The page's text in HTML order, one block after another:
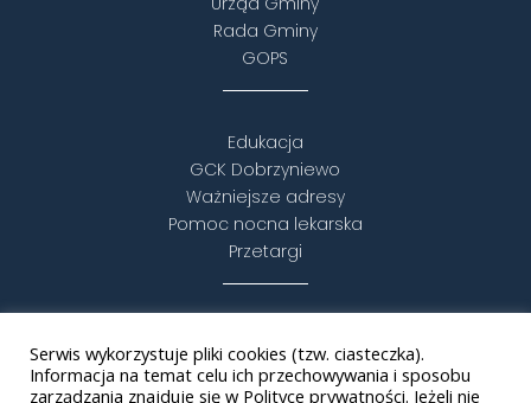
Rada Gminy
GOPS
Edukacja
GCK Dobrzyniewo
Ważniejsze adresy
Pomoc nocna lekarska
Przetargi
Puszcza Knyszyńska
Statut
Serwis wykorzystuje pliki cookies (tzw. ciasteczka).
Informacja na temat celu ich przechowywania i sposobu
zarządzania znajduje się w Polityce prywatności. Jeżeli nie